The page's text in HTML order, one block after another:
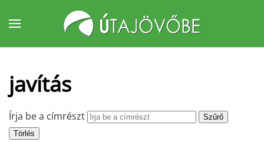
Fő tartalom átugrása
javítás
Írja be a címrészt
Szűrő
Törlés